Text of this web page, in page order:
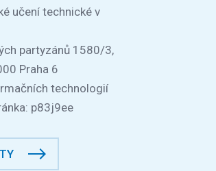
učení technické v
partyzánů 1580/3,
Praha 6
technologií
p83j9ee